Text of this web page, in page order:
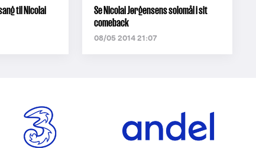
til Nicolai
Se Nicolai Jørgensens solomål i sit
comeback
08/05 2014 21:07